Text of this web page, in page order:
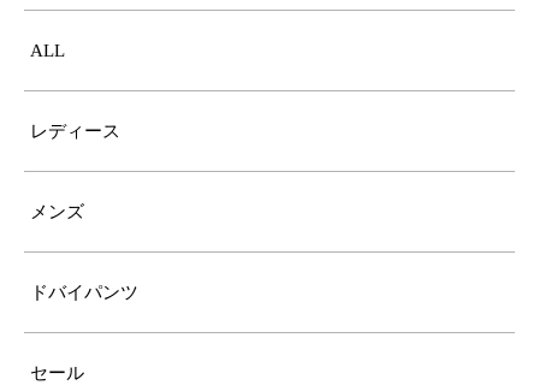
ALL
レディース
メンズ
ドバイパンツ
セール